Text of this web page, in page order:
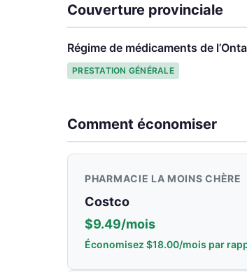
Couverture provinciale
Régime de médicaments de
PRESTATION GÉNÉRALE
Comment économiser
PHARMACIE LA MOINS CHÈRE
Costco
$9.49/mois
Économisez $18.00/mois par